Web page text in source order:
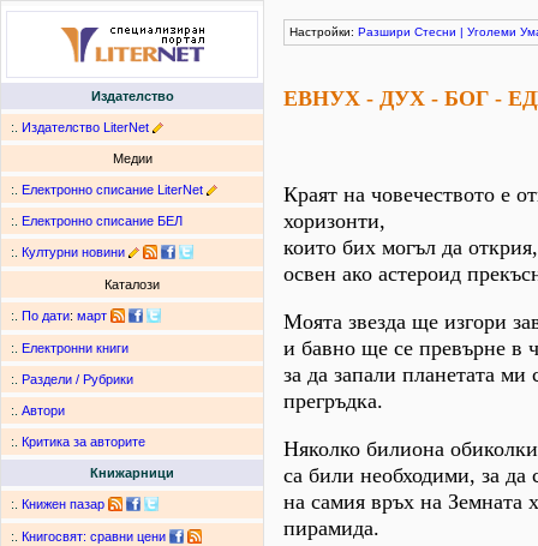
Издателство
:. Издателство LiterNet
Медии
:. Електронно списание LiterNet
:. Електронно списание БЕЛ
:. Културни новини
Каталози
:. По дати: март
:. Електронни книги
:. Раздели / Рубрики
:. Автори
:. Критика за авторите
Книжарници
:. Книжен пазар
:. Книгосвят: сравни цени
Настройки: Разшири Стесни | Уголеми
ЕВНУХ - ДУХ - БОГ -
Краят на човечеството е
хоризонти,
които бих могъл да
освен ако астероид
Моята звезда ще изгори
и бавно ще се превърне в
за да запали планетата ми
прегръдка.
Няколко билиона
са били необходими, за да
на самия връх на Земната
пирамида.